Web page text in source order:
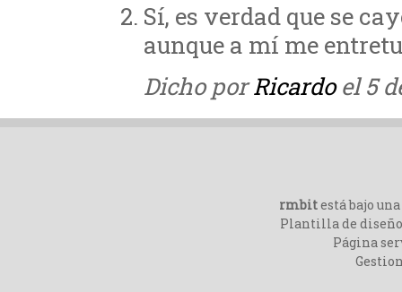
Sí, es verdad que se
aunque a mí me
Dicho porRicardoel 5
rmbitestá bajo una
Plantilla de
Página